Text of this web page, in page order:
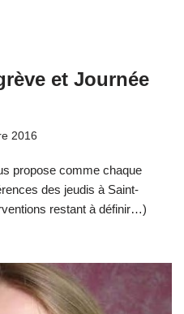
et Journée
2016
propose comme chaque
des jeudis à Saint-
restant à définir…)